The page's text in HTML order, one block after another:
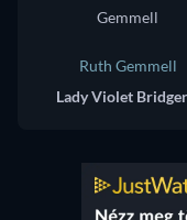
Ruth Gemmell